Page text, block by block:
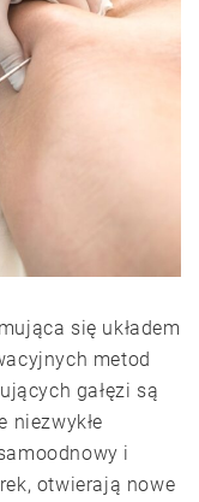
się układem
metod
gałęzi są
niezwykłe
i
otwierają nowe